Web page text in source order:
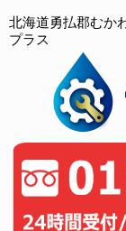
北海道勇払郡むか
プラス